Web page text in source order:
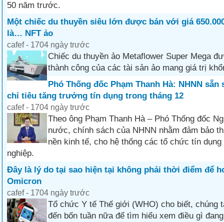
50 năm trước.
Một chiếc du thuyền siêu lớn được bán với giá
là… NFT ảo
cafef - 1704 ngày trước
Chiếc du thuyền ảo Metaflower Super Mega
thành công của các tài sản ảo mang giá trị
Phó Thống đốc Phạm Thanh Hà: NHNN
chỉ tiêu tăng trưởng tín dụng trong tháng 12
cafef - 1704 ngày trước
Theo ông Phạm Thanh Hà – Phó Thống đốc
nước, chính sách của NHNN nhằm đảm bảo
nền kinh tế, cho hệ thống các tổ chức tín dụng
nghiệp.
Đây là lý do tại sao hiện tại không phải thời điểm để
Omicron
cafef - 1704 ngày trước
Tổ chức Y tế Thế giới (WHO) cho biết, chúng
đến bốn tuần nữa để tìm hiểu xem điều gì